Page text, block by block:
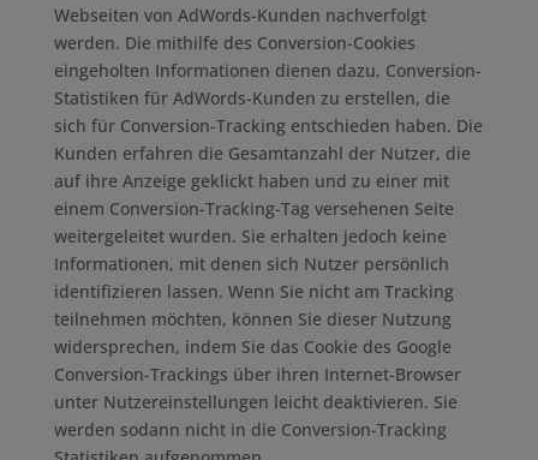
Webseiten von AdWords-Kunden nachverfolgt
werden. Die mithilfe des Conversion-Cookies
eingeholten Informationen dienen dazu, Conversion-
Statistiken für AdWords-Kunden zu erstellen, die
sich für Conversion-Tracking entschieden haben. Die
Kunden erfahren die Gesamtanzahl der Nutzer, die
auf ihre Anzeige geklickt haben und zu einer mit
einem Conversion-Tracking-Tag versehenen Seite
weitergeleitet wurden. Sie erhalten jedoch keine
Informationen, mit denen sich Nutzer persönlich
identifizieren lassen. Wenn Sie nicht am Tracking
teilnehmen möchten, können Sie dieser Nutzung
widersprechen, indem Sie das Cookie des Google
Conversion-Trackings über ihren Internet-Browser
unter Nutzereinstellungen leicht deaktivieren. Sie
werden sodann nicht in die Conversion-Tracking